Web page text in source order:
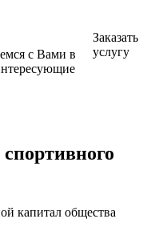
с Вами в
Заказать
услугу
капитал общества